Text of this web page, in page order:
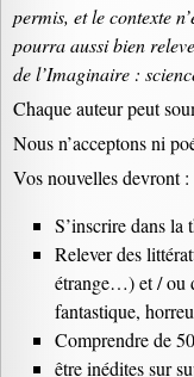
permis, et le contexte
pourra aussi bien
de l’Imaginaire :
Chaque auteur peut
Nous n’acceptons ni
Vos nouvelles devront :
S’inscrire dans la
Relever des
étrange…) et / ou
fantastique,
Comprendre de
être inédites sur